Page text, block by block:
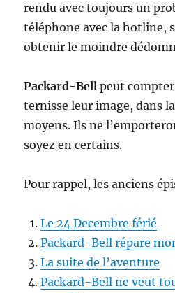
rendu avec toujours un
téléphone avec la hotline,
obtenir le moindre
Packard-Bell peut
ternisse leur image, dans
moyens. Ils ne
soyez en certains.
Pour rappel, les anciens
Le 24 Decembre férié
Packard-Bell répare
La suite de l’aventure
Packard-Bell ne veut